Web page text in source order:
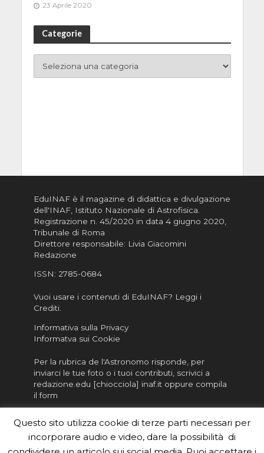
23 Aprile 2020
Categorie
EduINAF è il magazine di didattica e divulgazione
dell'INAF, Istituto Nazionale di Astrofisica
Registrazione n. 45/2020 in data 4 giugno 2020,
Tribunale di Roma
Direttore responsabile: Livia Giacomini
Redazione
ISSN: 2785-0684
Vuoi usare i contenuti di EduINAF? Leggi i
Crediti.
Informativa sulla Privacy
Informatva sui Cookie
Per la rubrica de l'Astronomo risponde, per
inviarci le tue foto o i tuoi contributi, scrivici a
redazione.edu [chiocciola] inaf.it oppure compila
il form
Sei un insegnante? Scarica la nostra brochure
distribuire nella tua scuola e…
Questo sito utilizza cookie di terze parti necessari per
incorporare audio e video, dare la possibilità di